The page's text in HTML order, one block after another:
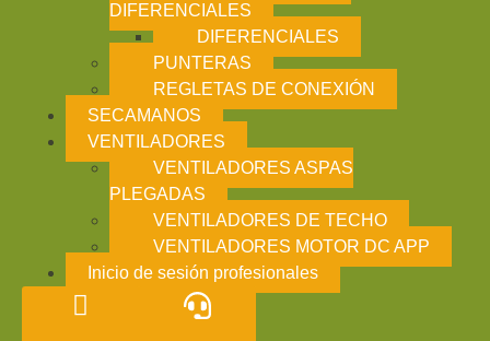
DIFERENCIALES
DIFERENCIALES
PUNTERAS
REGLETAS DE CONEXIÓN
SECAMANOS
VENTILADORES
VENTILADORES ASPAS
PLEGADAS
VENTILADORES DE TECHO
VENTILADORES MOTOR DC APP
Inicio de sesión profesionales